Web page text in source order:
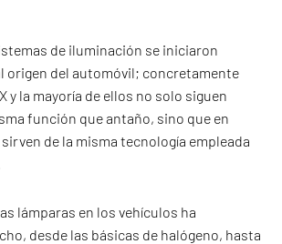
de iluminación se iniciaron
origen del automóvil; concretamente
y la mayoría de ellos no solo siguen
función que antaño, sino que en
de la misma tecnología empleada
lámparas en los vehículos ha
desde las básicas de halógeno, hasta